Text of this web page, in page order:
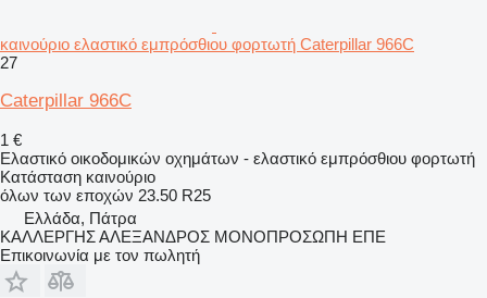
καινούριο ελαστικό εμπρόσθιου φορτωτή Caterpillar 966C
27
Caterpillar 966C
1 €
Ελαστικό οικοδομικών οχημάτων - ελαστικό εμπρόσθιου φορτωτή
Κατάσταση καινούριο
όλων των εποχών 23.50 R25
Ελλάδα, Πάτρα
ΚΑΛΛΕΡΓΗΣ ΑΛΕΞΑΝΔΡΟΣ ΜΟΝΟΠΡΟΣΩΠΗ ΕΠΕ
Επικοινωνία με τον πωλητή